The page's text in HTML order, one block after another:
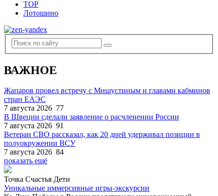
TOP
Лотошино
ВАЖНОЕ
Жапаров провел встречу с Мишустиным и главами кабминов
стран ЕАЭС
7 августа 2026 77
В Швеции сделали заявление о расчленении России
7 августа 2026 91
Ветеран СВО рассказал, как 20 дней удерживал позиции в
полуокружении ВСУ
7 августа 2026 84
показать ещё
Точка Счастья Дети
Уникальные иммерсивные игры-экскурсии